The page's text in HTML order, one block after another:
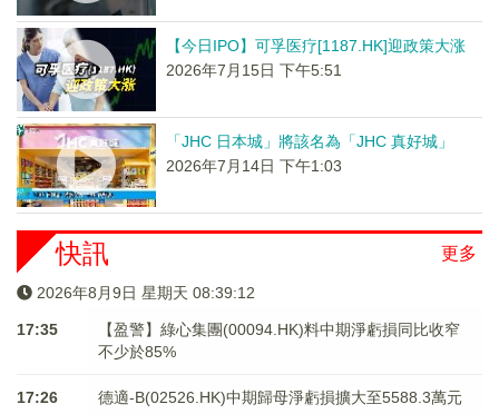
【今日IPO】可孚医疗[1187.HK]迎政策大涨
2026年7月15日 下午5:51
「JHC 日本城」將該名為「JHC 真好城」
2026年7月14日 下午1:03
更多
快訊
2026年8月9日 星期天 08:39:12
17:35
【盈警】綠心集團(00094.HK)料中期淨虧損同比收窄
不少於85%
17:26 德適-B(02526.HK)中期歸母淨虧損擴大至5588.3萬元